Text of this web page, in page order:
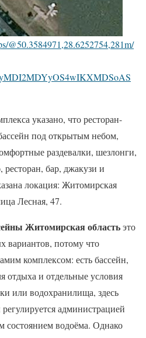
@50.3584971,28.6252754,281m/
указано, что ресторан-
под открытым небом,
раздевалки, шезлонги,
бар, джакузи и
локация: Житомирская
Лесная, 47.
Житомирская областьэто
вариантов, потому что
комплексом: есть бассейн,
отдыха и отдельные условия
или водохранилища, здесь
администрацией
состоянием водоёма. Однако